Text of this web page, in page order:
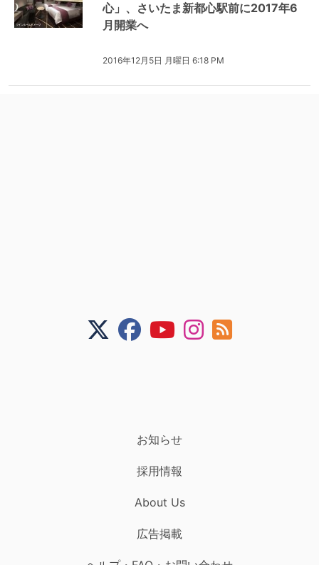
心」、さいたま新都心駅前に2017年6
月開業へ
2016年12月5日 月曜日 6:18 PM
お知らせ
採用情報
About Us
広告掲載